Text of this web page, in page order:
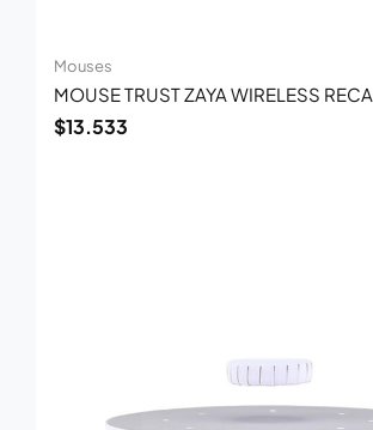
Mouses
MOUSE TRUST ZAYA WIRELESS RECA
$13.533